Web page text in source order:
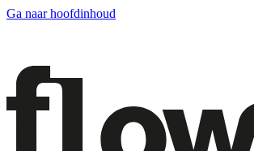
Ga naar hoofdinhoud